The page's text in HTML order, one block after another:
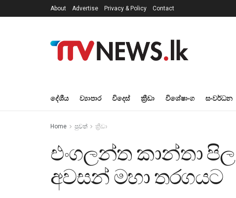
About Advertise Privacy & Policy Contact
දේශීය ව්‍යාපාර විදෙස් ක්‍රීඩා විශේෂාංග සංවර්ධන
Home පුවත් ක්‍රීඩා
එංගලන්ත කාන්තා
අවසන් මහා තරගයට